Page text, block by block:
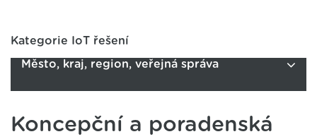
Kategorie IoT řešení
Město, kraj, region, veřejná správa
Koncepční a poradenská